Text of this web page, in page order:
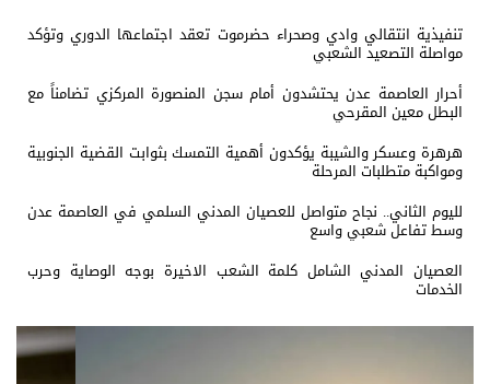
تنفيذية انتقالي وادي وصحراء حضرموت تعقد اجتماعها الدوري وتؤكد
مواصلة التصعيد الشعبي
أحرار العاصمة عدن يحتشدون أمام سجن المنصورة المركزي تضامناً مع
البطل معين المقرحي
هرهرة وعسكر والشيبة يؤكدون أهمية التمسك بثوابت القضية الجنوبية
ومواكبة متطلبات المرحلة
لليوم الثاني.. نجاح متواصل للعصيان المدني السلمي في العاصمة عدن
وسط تفاعل شعبي واسع
العصيان المدني الشامل كلمة الشعب الاخيرة بوجه الوصاية وحرب
الخدمات